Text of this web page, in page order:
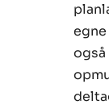
også